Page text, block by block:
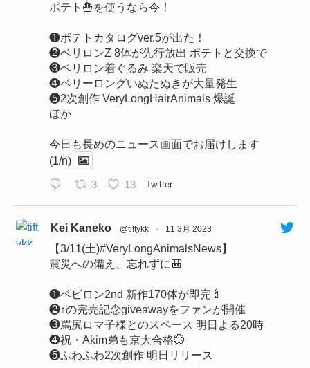
ポテト🍟を使うなら今！
❶ポテトカタログver.5が出た！
❷ベリロンZ 8体が先行放出 ポテトと交換で
❸ベリロン着ぐるみ 楽天で販売
❹ベリーロングいぬたぬきが大量発生
❺2次創作 VeryLongHairAnimals 爆誕
ほか
今日も長めのニュース画面でお届けします
(1/n)
3 13 Twitter
Kei Kaneko @tiftykk · 11 3月 2023
【3/11(土)#VeryLongAnimalsNews】
震災への備え、忘れずに🎒
❶ベビロン2nd 新作170体が即完🍼
❷↑の完売記念giveawayをファンが開催
❸罵尻ロマ子様とのスペース 明日よる20時
❹祝・Akim弟も京大合格💮
❺ふわふわ2次創作 明日リリース